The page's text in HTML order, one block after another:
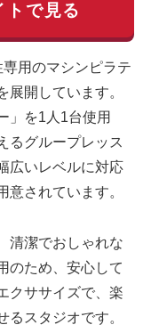
トで見る
用のマシンピラテ
展開しています。
」を1人1台使用
るグループレッス
広いレベルに対応
意されています。
清潔でおしゃれな
のため、安心して
クササイズで、楽
るスタジオです。